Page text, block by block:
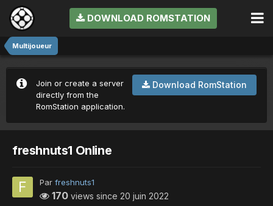
DOWNLOAD ROMSTATION
Multijoueur
Download RomStation
Join or create a server
directly from the
RomStation application.
freshnuts1 Online
Par freshnuts1
170 views since 20 juin 2022